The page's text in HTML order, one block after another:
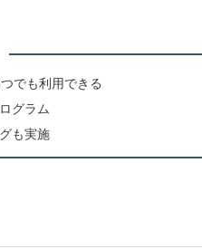
でも利用できる
グラム
も実施